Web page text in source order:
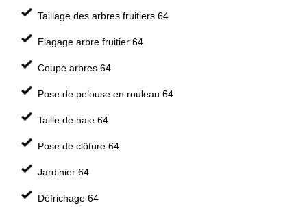
Taillage des arbres fruitiers 64
Elagage arbre fruitier 64
Coupe arbres 64
Pose de pelouse en rouleau 64
Taille de haie 64
Pose de clôture 64
Jardinier 64
Défrichage 64